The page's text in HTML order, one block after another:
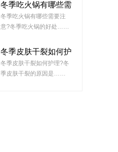
冬季吃火锅有哪些需
要注意?冬季吃火锅
的好处有哪些?
冬季吃火锅有哪些需要注
意?冬季吃火锅的好处……
冬季皮肤干裂如何护
理?冬季皮肤干裂的
原因是什么?
冬季皮肤干裂如何护理?冬
季皮肤干裂的原因是……